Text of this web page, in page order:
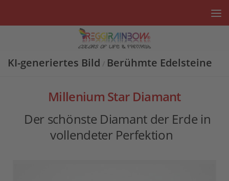
KI-generiertes Bild / Berühmte Edelsteine
Millenium Star Diamant
Der schönste Diamant der Erde in
vollendeter Perfektion